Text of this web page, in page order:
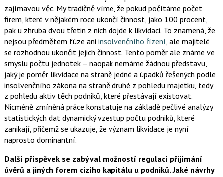
zajímavou věc. My tradičně víme, že pokud počítáme počet
firem, které v nějakém roce ukončí činnost, jako 100 procent,
pak u zhruba dvou třetin z nich dojde k likvidaci. To znamená, že
nejsou předmětem fúze ani insolvenčního řízení, ale majitelé
se rozhodnou ukončit jejich činnost. Tento poměr ale známe ve
smyslu počtu jednotek – naopak nemáme žádnou představu,
jaký je poměr likvidace na straně jedné a úpadků řešených podle
insolvenčního zákona na straně druhé z pohledu majetku, tedy
z pohledu aktiv těch podniků, které přestávají existovat.
Nicméně zmíněná práce konstatuje na základě pečlivé analýzy
statistických dat dynamický vzestup počtu podniků, které
zanikají, přičemž se ukazuje, že význam likvidace je nyní
naprosto dominantní.
Další příspěvek se zabýval možností regulací přijímání
úvěrů a jiných forem cizího kapitálu u podniků. Jaké návrhy